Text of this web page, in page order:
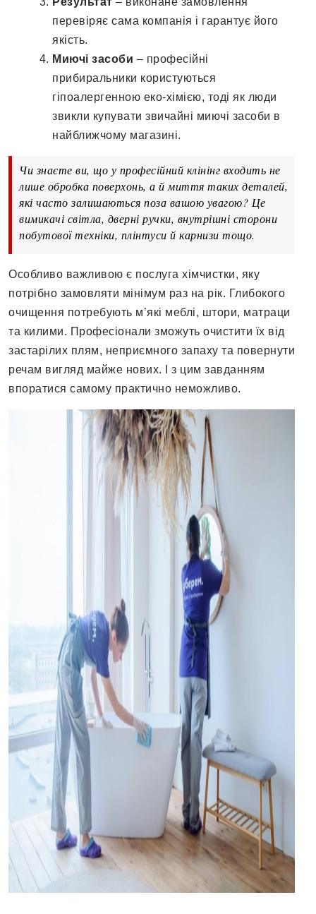
перевіряє сама компанія і гарантує його
якість.
Миючі засоби – професійні
прибиральники користуються
гіпоалергенною еко-хімією, тоді як люди
звикли купувати звичайні миючі засоби в
найближчому магазині.
Чи знаєте ви, що у професійний клінінг входить не
лише обробка поверхонь, а й миття таких деталей,
які часто залишаються поза вашою увагою? Це
вимикачі світла, дверні ручки, внутрішні сторони
побутової техніки, плінтуси й карнизи тощо.
Особливо важливою є послуга хімчистки, яку
потрібно замовляти мінімум раз на рік. Глибокого
очищення потребують м’які меблі, штори, матраци
та килими. Професіонали зможуть очистити їх від
застарілих плям, неприємного запаху та повернути
речам вигляд майже нових. І з цим завданням
впоратися самому практично неможливо.